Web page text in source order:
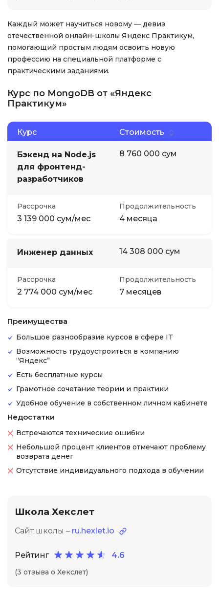
Каждый может научиться новому — девиз
отечественной онлайн-школы Яндекс Практикум,
помогающий простым людям освоить новую
профессию на специальной платформе с
практическими заданиями.
Курс по MongoDB от «Яндекс
Практикум»
Курс Стоимость
Бэкенд на Node.js
для фронтенд-
разработчиков
8 760 000 сум
Рассрочка
3 139 000 сум/мес
Продолжительность
4 месяца
Инженер данных 14 308 000 сум
Рассрочка
2 774 000 сум/мес
Продолжительность
7 месяцев
Преимущества
Большое разнообразие курсов в сфере IT
Возможность трудоустроиться в компанию
“Яндекс”
Есть бесплатные курсы
Грамотное сочетание теории и практики
Удобное обучение в собственном личном кабинете
Недостатки
Встречаются технические ошибки
Небольшой процент клиентов отмечают проблему
возврата денег
Отсутствие индивидуального подхода в обучении
Школа Хекслет
Сайт школы – ru.hexlet.io
Рейтинг 4.6
(3 отзыва о Хекслет)